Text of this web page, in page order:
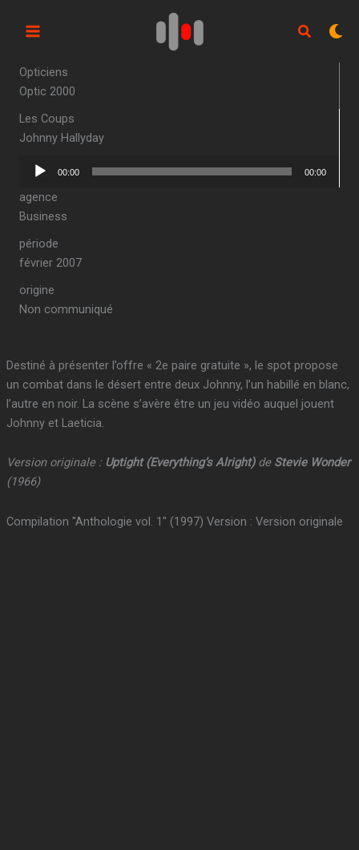
Opticiens
Optic 2000
Les Coups
Johnny Hallyday
Lecteur
00:00 00:00
agence
Business
période
février 2007
origine
Non communiqué
Destiné à présenter l’offre « 2e paire gratuite », le spot propose
un combat dans le désert entre deux Johnny, l’un habillé en blanc,
l’autre en noir. La scène s’avère être un jeu vidéo auquel jouent
Johnny et Laeticia.
Version originale : Uptight (Everything’s Alright)de Stevie Wonder
(1966)
Compilation "Anthologie vol. 1" (1997) Version : Version originale